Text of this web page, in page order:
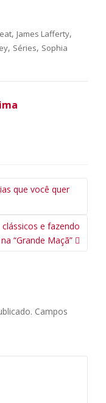
, James Lafferty,
, Séries, Sophia
que você quer
e fazendo
“Grande Maçã”
Campos